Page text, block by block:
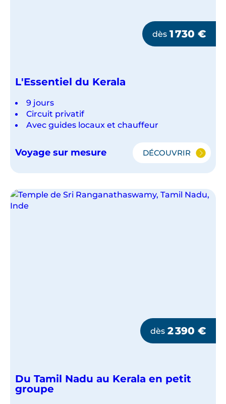
dès 1 730 €
L'Essentiel du Kerala
9 jours
Circuit privatif
Avec guides locaux et chauffeur
Voyage sur mesure DÉCOUVRIR
L'ESSENTIEL
dès 2 390 €
Du Tamil Nadu au Kerala en petit
groupe